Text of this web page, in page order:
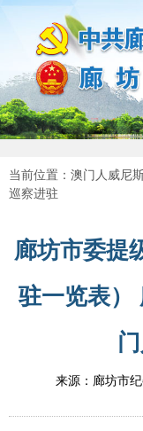
当前位置： 澳门人威尼
巡察进驻
廊坊市委提
驻一览表）
来源：廊坊市